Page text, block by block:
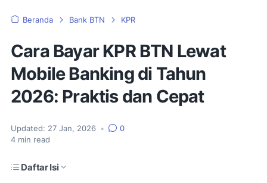
Beranda Bank BTN KPR
Cara Bayar KPR BTN Lewat
Mobile Banking di Tahun
2026: Praktis dan Cepat
Updated: 27 Jan, 2026 •
0
4 min read
Daftar Isi